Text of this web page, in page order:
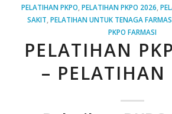
PELATIHAN PKPO ,PELATIHAN PKPO 2026 ,
SAKIT ,PELATIHAN UNTUK TENAGA
PKPO FARMASI
PELATIHAN
– PELATIHAN